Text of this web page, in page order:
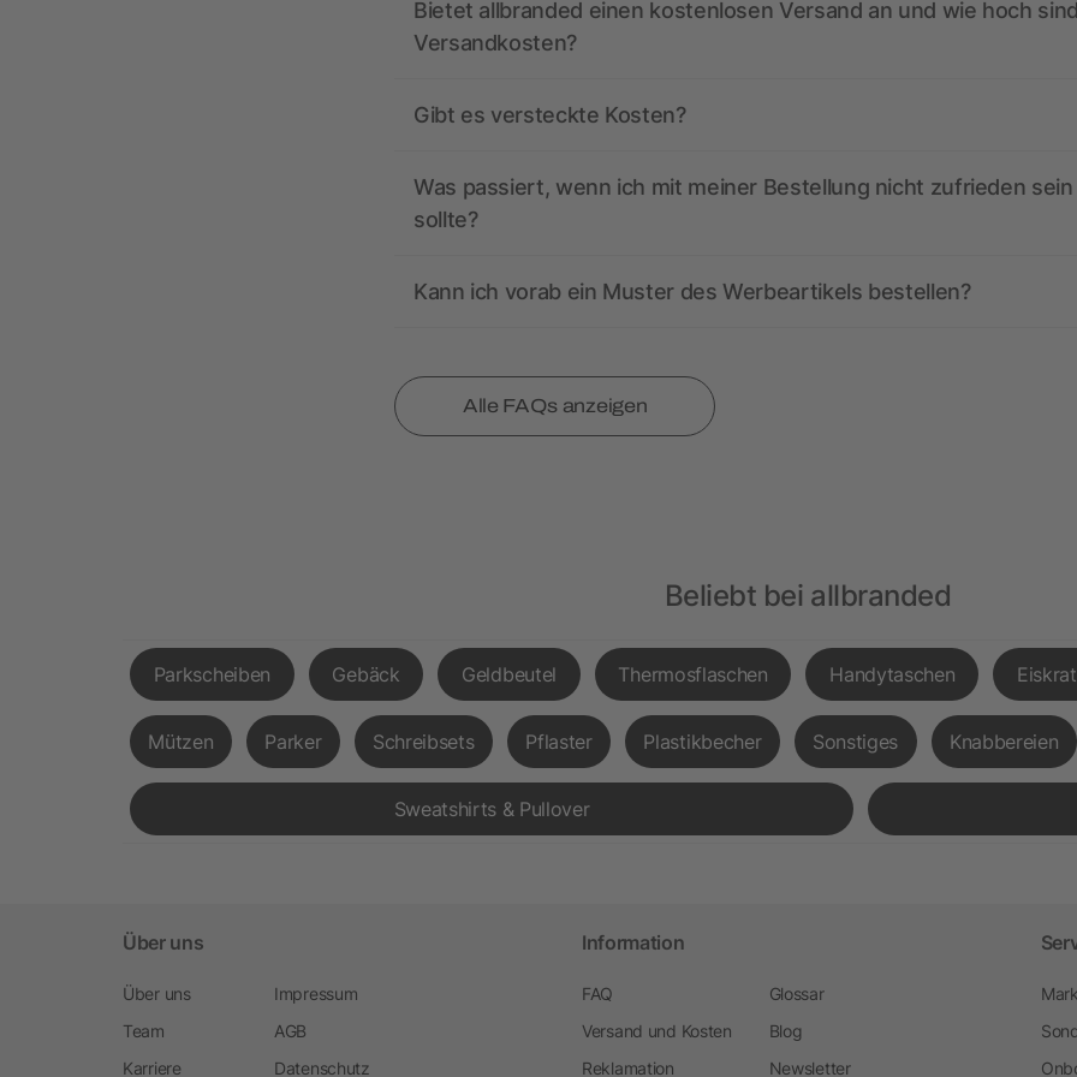
Bietet allbranded einen kostenlosen Versand an und wie hoch
Versandkosten?
Gibt es versteckte Kosten?
Was passiert, wenn ich mit meiner Bestellung nicht zufrieden sein
sollte?
Kann ich vorab ein Muster des Werbeartikels bestellen?
Alle FAQs anzeigen
Beliebt bei allbranded
Parkscheiben Gebäck Geldbeutel Thermosflaschen Handytaschen
Mützen Parker Schreibsets Pflaster Plastikbecher Sonstiges Knabbereien
Sweatshirts & Pullover
Über uns
Über uns
Team
Karriere
Impressum
AGB
Datenschutz
Information
FAQ
Versand und Kosten
Reklamation
Glossar
Blog
Newsletter